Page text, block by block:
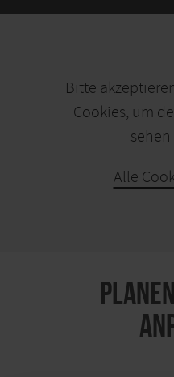
Bitte
Cookies, um
Alle